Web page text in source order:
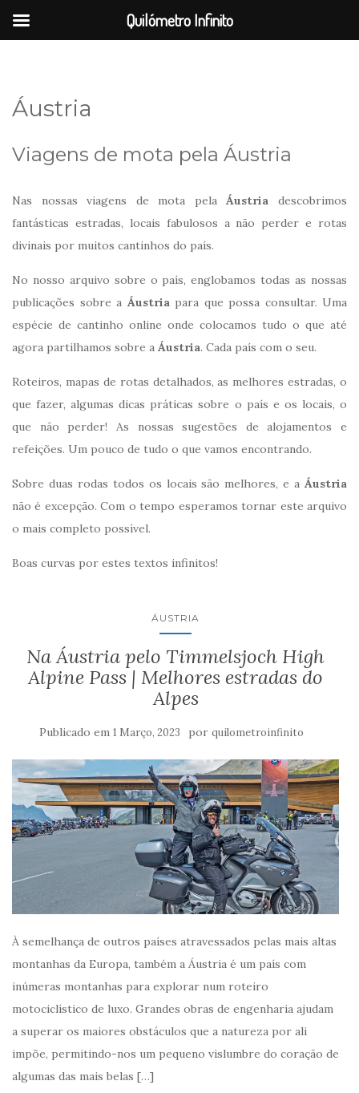
Áustria
Viagens de mota pela Áustria
Nas nossas viagens de mota pelaÁustria descobrimos
fantásticas estradas, locais fabulosos a não perder e rotas
divinais por muitos cantinhos do país.
No nosso arquivo sobre o país, englobamos todas as nossas
publicações sobre a Áustriapara que possa consultar. Uma
espécie de cantinho online onde colocamos tudo o que até
agora partilhamos sobre a Áustria. Cada país com o seu.
Roteiros, mapas de rotas detalhados, as melhores estradas, o
que fazer, algumas dicas práticas sobre o país e os locais, o
que não perder! As nossas sugestões de alojamentos e
refeições. Um pouco de tudo o que vamos encontrando.
Sobre duas rodas todos os locais são melhores, e a Áustria
não é excepção. Com o tempo esperamos tornar este arquivo
o mais completo possível.
Boas curvas por estes textos infinitos!
ÁUSTRIA
Na Áustria pelo Timmelsjoch High
Alpine Pass | Melhores estradas do
Alpes
Publicado em 1 Março, 2023 por quilometroinfinito
À semelhança de outros países atravessados pelas mais altas
montanhas da Europa, também a Áustria é um país com
inúmeras montanhas para explorar num roteiro
motociclístico de luxo. Grandes obras de engenharia ajudam
a superar os maiores obstáculos que a natureza por ali
impõe, permitindo-nos um pequeno vislumbre do coração de
algumas das mais belas […]
Quilómetro Infinito